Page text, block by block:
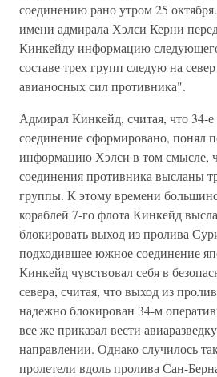
соединению рано утром 25
имени адмирала Хэлси Керни
Кинкейду информацию
составе трех групп следую на
авианосных сил противника".
Адмирал Кинкейд, считая, что 34-е
соединение сформировано, понял
информацию Хэлси в том смысле,
соединения противника высланы
группы. К этому времени
кораблей 7-го флота Кинкейд
блокировать выход из пролива
подходившее южное соединение
Кинкейд чувствовал себя в
севера, считая, что выход из
надежно блокирован 34-м
все же приказал вести
направлении. Однако случилось
пролетели вдоль пролива Сан-